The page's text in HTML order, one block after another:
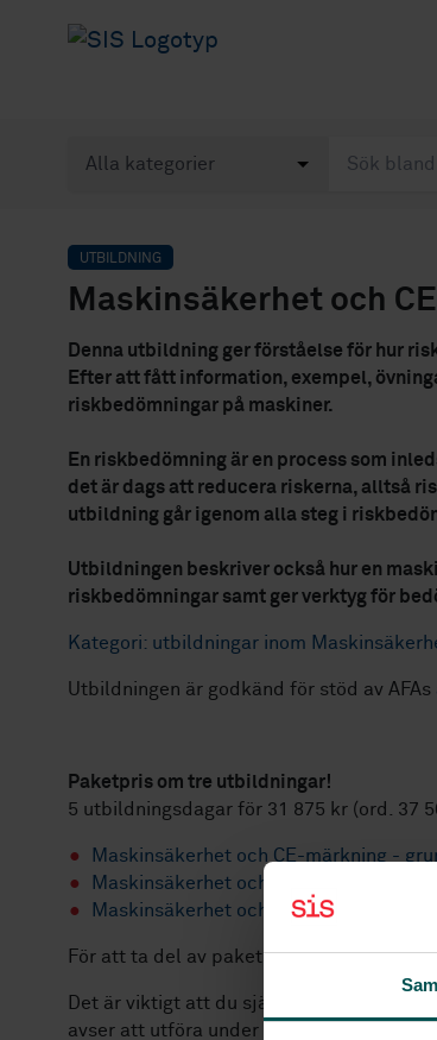
UTBILDNING
Maskinsäkerhet och
Denna utbildning ger förståelse för hur
Efter att fått information, exempel,
riskbedömningar på maskiner.
En riskbedömning är en process som
det är dags att reducera riskerna, alltså
utbildning går igenom alla steg i
Utbildningen beskriver också hur en
riskbedömningar samt ger verktyg för
Kategori: utbildningar inom
Utbildningen är godkänd för stöd av AFAs
Paketpris om tre utbildningar!
5 utbildningsdagar för 31 875 kr (ord. 37
Maskinsäkerhet och CE-märkning -
Maskinsäkerhet och CE-märkning -
Maskinsäkerhet och CE-märkning –
För att ta del av paketpriserna mejla
Det är viktigt att du själv tar med dig en
avser att utföra under dagen/dagarna.